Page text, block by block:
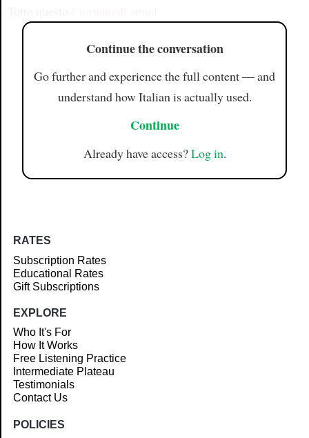
Continue the conversation
Go further and experience the full content — and
understand how Italian is actually used.
Continue
Already have access?Log in.
RATES
Subscription Rates
Educational Rates
Gift Subscriptions
EXPLORE
Who It's For
How It Works
Free Listening Practice
Intermediate Plateau
Testimonials
Contact Us
POLICIES